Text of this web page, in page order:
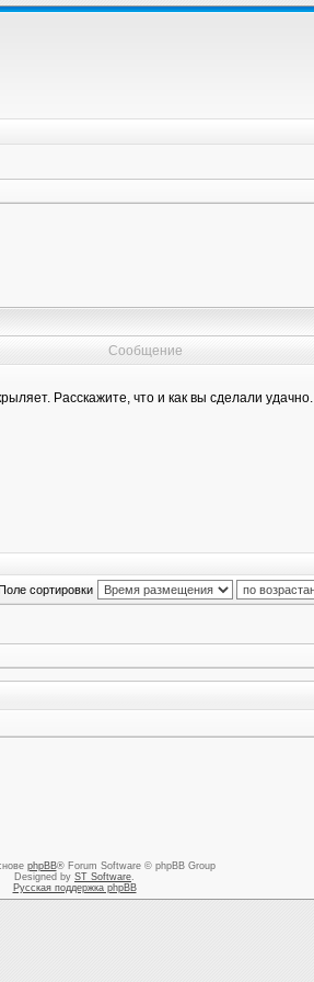
Сообщение
Расскажите, что и как вы сделали удачно.
сортировки
phpBB® Forum Software © phpBB Group
Designed by ST Software.
Русская поддержка phpBB